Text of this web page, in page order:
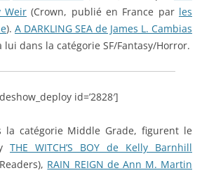
Weir (Crown, publié en France par les
). A DARKLING SEA de James L. Cambias
dans la catégorie SF/Fantasy/Horror.
id=’2828′]
la catégorie Middle Grade, figurent le
THE WITCH’S BOY de Kelly Barnhill
RAIN REIGN de Ann M. Martin